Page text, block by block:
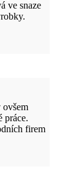
ve snaze
ovšem
práce.
firem